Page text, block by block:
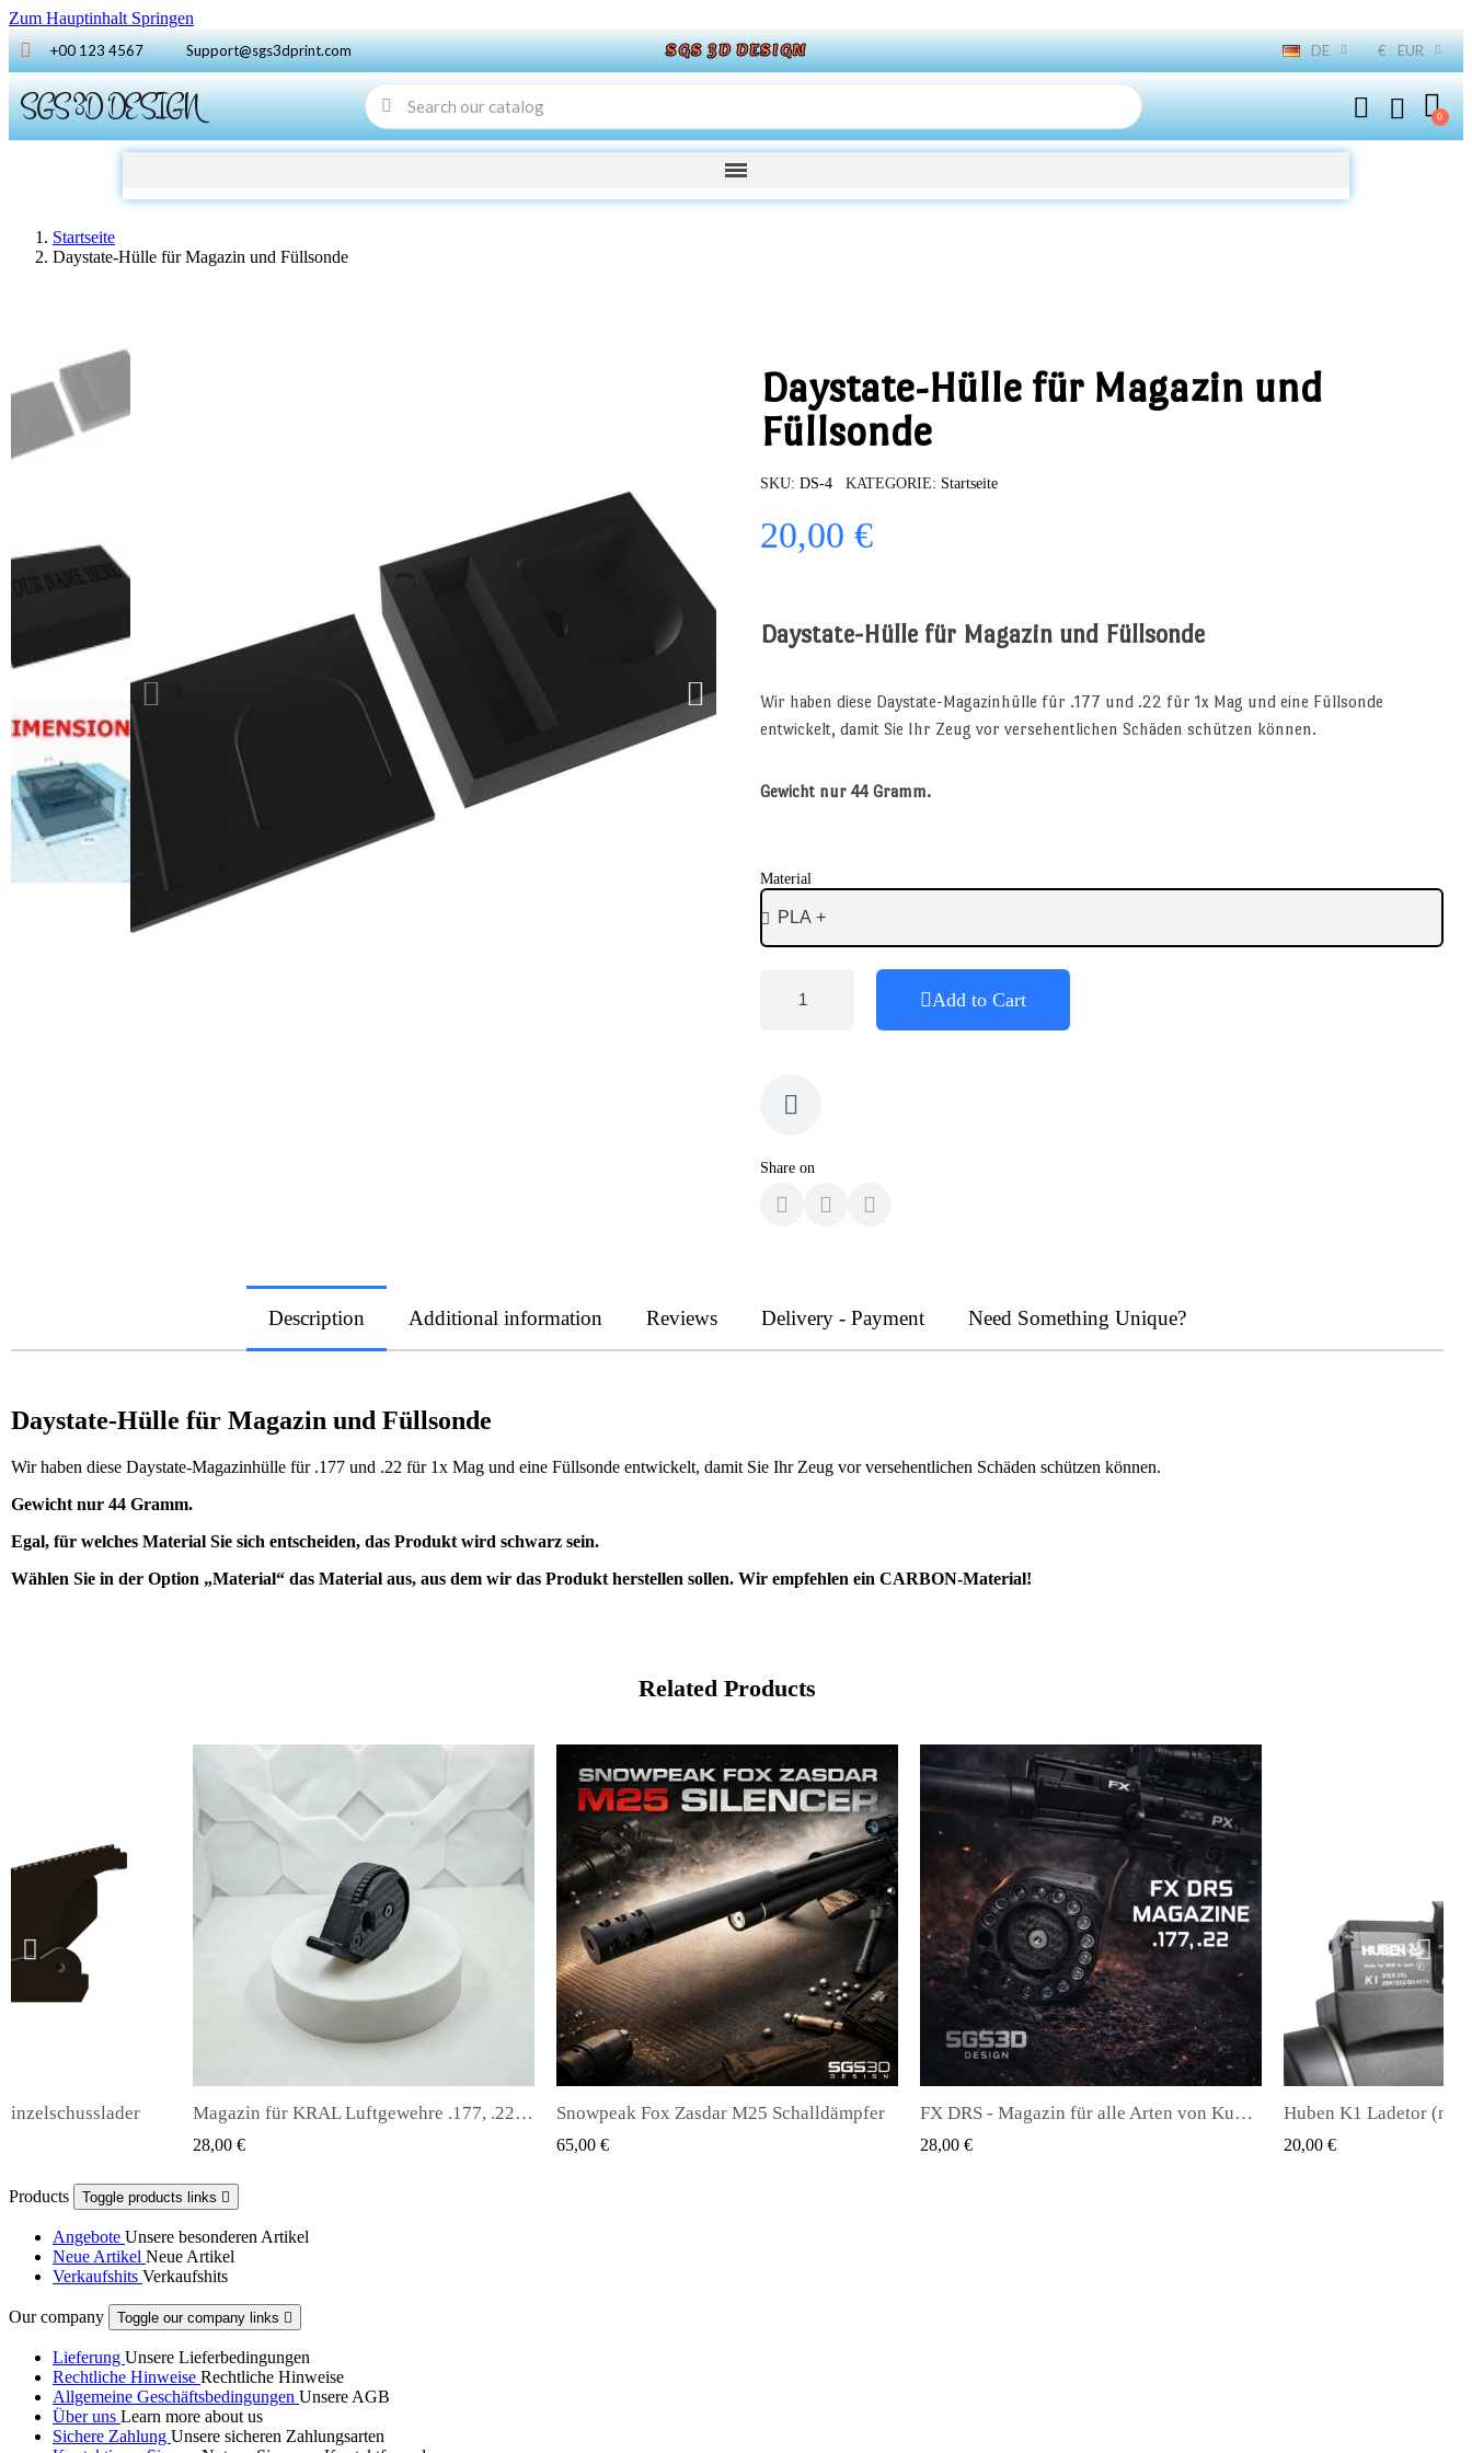
Zum Hauptinhalt Springen
+00 123 4567 Support@sgs3dprint.com SGS 3D DESIGN DE € EUR
SGS 3D DESIGN
Startseite
Daystate-Hülle für Magazin und Füllsonde
Daystate-Hülle für Magazin und
Füllsonde
SKU DS-4 KATEGORIE Startseite
20,00 €
Daystate-Hülle für Magazin und Füllsonde
Wir haben diese Daystate-Magazinhülle für .177 und .22 für 1x Mag und eine Füllsonde
entwickelt, damit Sie Ihr Zeug vor versehentlichen Schäden schützen können.
Gewicht nur 44 Gramm.
Material
Add to Cart
Share on
Description Additional information Reviews Delivery - Payment Need Something Unique?
Daystate-Hülle für Magazin und Füllsonde
Wir haben diese Daystate-Magazinhülle für .177 und .22 für 1x Mag und eine Füllsonde entwickelt, damit Sie Ihr Zeug vor versehentlichen Schäden schützen können.
Gewicht nur 44 Gramm.
Egal, für welches Material Sie sich entscheiden, das Produkt wird schwarz sein.
Wählen Sie in der Option „Material“ das Material aus, aus dem wir das Produkt herstellen sollen. Wir empfehlen ein CARBON-Material!
Related Products
QUICK VIEW Magazin für KRAL Luftgewehre .177, .22, .25 QUICK VIEW
Snowpeak Fox Zasdar M25 Schalldämpfer QUICK VIEW FX DRS - Magazin für alle Arten von Kugeln QUICK VIEW
Huben K1 Ladetor (neueste Generation)
Products Toggle products links 
Angebote Unsere besonderen Artikel
Neue Artikel Neue Artikel
Verkaufshits Verkaufshits
Our company Toggle our company links 
Lieferung Unsere Lieferbedingungen
Rechtliche Hinweise Rechtliche Hinweise
Allgemeine Geschäftsbedingungen Unsere AGB
Über uns Learn more about us
Sichere Zahlung Unsere sicheren Zahlungsarten